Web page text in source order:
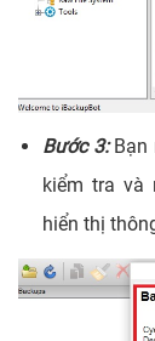
Bước 3:Bạn
kiểm tra và
hiển thị